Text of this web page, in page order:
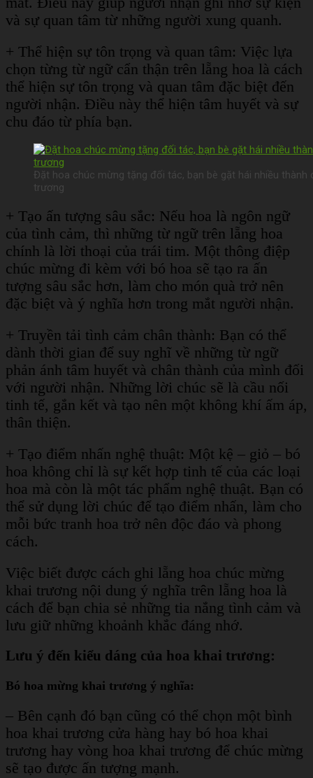
và sự quan tâm từ những người xung quanh.
+ Thể hiện sự tôn trọng và quan tâm: Việc lựa
chọn từng từ ngữ cẩn thận trên lẵng hoa là cách
thể hiện sự tôn trọng và quan tâm đặc biệt đến
người nhận. Điều này thể hiện tâm huyết và sự
chu đáo từ phía bạn.
Đặt hoa chúc mừng tặng đối tác, bạn bè gặt hái nhiều thành
trương
+ Tạo ấn tượng sâu sắc: Nếu hoa là ngôn ngữ
của tình cảm, thì những từ ngữ trên lẵng hoa
chính là lời thoại của trái tim. Một thông điệp
chúc mừng đi kèm với bó hoa sẽ tạo ra ấn
tượng sâu sắc hơn, làm cho món quà trở nên
đặc biệt và ý nghĩa hơn trong mắt người nhận.
+ Truyền tải tình cảm chân thành: Bạn có thể
dành thời gian để suy nghĩ về những từ ngữ
phản ánh tâm huyết và chân thành của mình đối
với người nhận. Những lời chúc sẽ là cầu nối
tinh tế, gắn kết và tạo nên một không khí ấm áp,
thân thiện.
+ Tạo điểm nhấn nghệ thuật: Một kệ – giỏ – bó
hoa không chỉ là sự kết hợp tinh tế của các loại
hoa mà còn là một tác phẩm nghệ thuật. Bạn có
thể sử dụng lời chúc để tạo điểm nhấn, làm cho
mỗi bức tranh hoa trở nên độc đáo và phong
cách.
Việc biết được cách ghi lẵng hoa chúc mừng
khai trương nội dung ý nghĩa trên lẵng hoa là
cách để bạn chia sẻ những tia nắng tình cảm và
lưu giữ những khoảnh khắc đáng nhớ.
Lưu ý đến kiểu dáng của hoa khai trương:
Bó hoa mừng khai trương ý nghĩa:
– Bên cạnh đó bạn cũng có thể chọn một bình
hoa khai trương cửa hàng hay bó hoa khai
trương hay vòng hoa khai trương để chúc mừng
sẽ tạo được ấn tượng mạnh.